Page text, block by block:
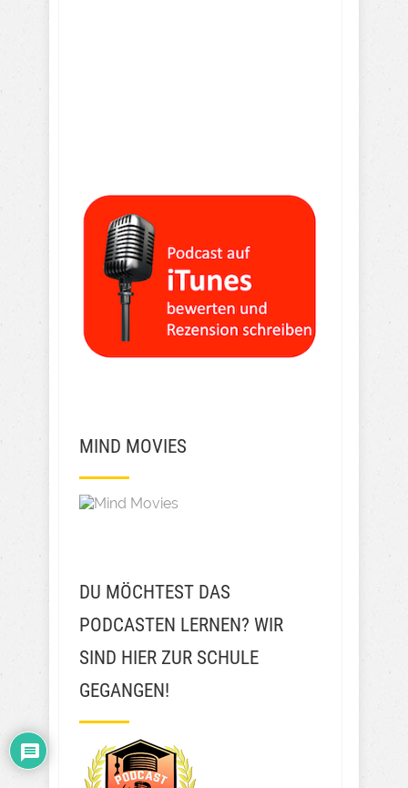
MIND MOVIES
DU MÖCHTEST DAS
PODCASTEN LERNEN? WIR
SIND HIER ZUR SCHULE
GEGANGEN!